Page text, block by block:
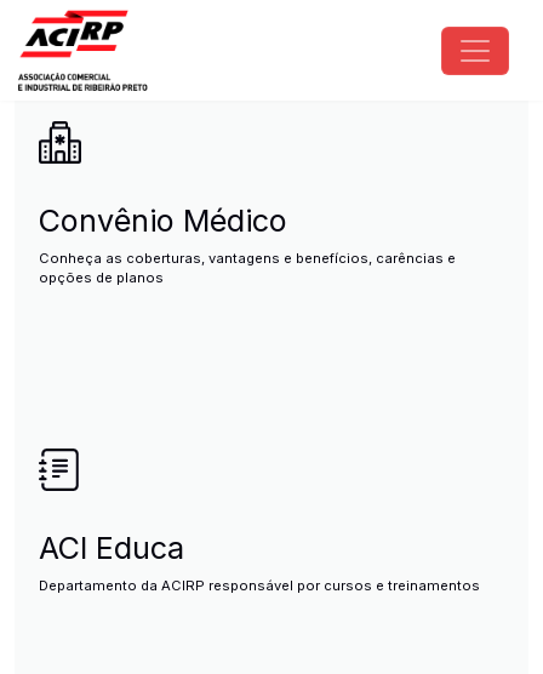
Pular para o conteúdo principal
ACIRP - Associação Comercial
Convênio Médico
Conheça as coberturas, vantagens e benefícios, carências e
opções de planos
ACI Educa
Departamento da ACIRP responsável por cursos e treinamentos